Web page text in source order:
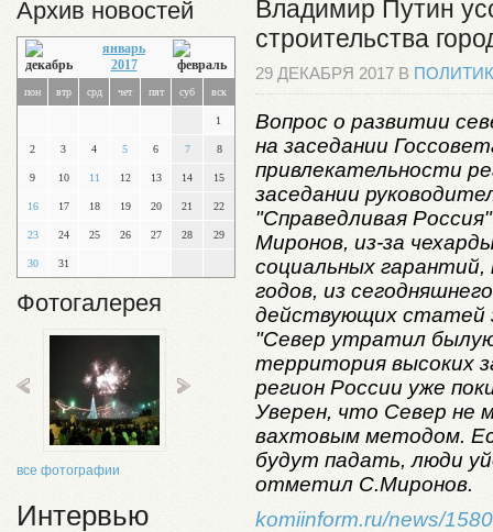
Архив новостей
январь
2017
пон втр срд чет пят суб вск
1
2 3 4 5 6 7 8
9 10 11 12 13 14 15
16 17 18 19 20 21 22
23 24 25 26 27 28 29
30 31
Фотогалерея
все фотографии
Интервью
Владимир Путин
строительства
29 ДЕКАБРЯ 2017 В
Вопрос о развитии
на заседании
привлекательности
заседании
"Справедливая
Миронов, из-за
социальных
годов, из
действующих статей
"Север утратил
территория высоких
регион России уже
Уверен, что Север не
вахтовым методом.
будут падать, люди
отметил С.Миронов.
komiinform.ru/news/